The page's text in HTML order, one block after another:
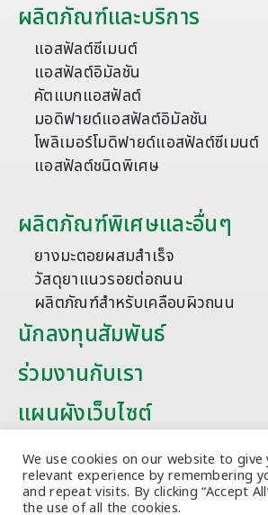
ผลิตภัณฑ์และบริการ
แอสฟัลต์ซีเมนต์
แอสฟัลต์อิมัลชัน
คัตแบกแอสฟัลต์
มอดิฟายด์แอสฟัลต์อิมัลชัน
โพลิเมอร์โมดิฟายด์แอสฟัลต์ซีเมนต์
แอสฟัลต์ชนิดพิเศษ
ผลิตภัณฑ์พิเศษและอื่นๆ
ยางมะตอยผสมสำเร็จ
วัสดุยาแนวรอยต่อถนน
ผลิตภัณฑ์สำหรับเคลือบผิวถนน
นักลงทุนสัมพันธ์
ร่วมงานกับเรา
แผนผังเว็บไซต์
บทความ
We use cookies on our website to
relevant experience by remembering
and repeat visits. By clicking “Accept
the use of all the cookies.